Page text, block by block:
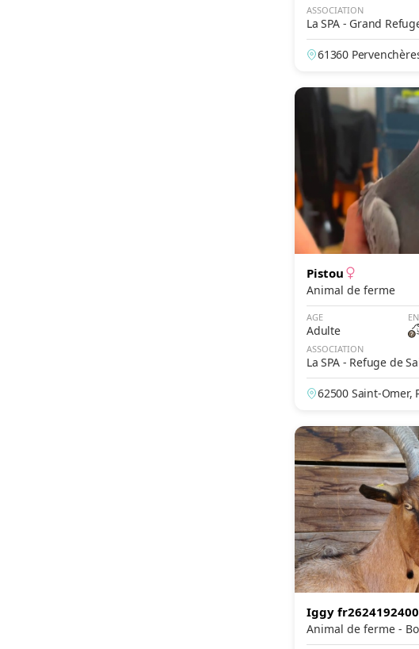
ASSOCIATION
La SPA - Grand
es
61360
Pistou
Animal de ferme
AGE
Adulte
ASSOCIATION
La SPA - Refuge de
ockus
62500 Saint-Omer,
Iggy
Animal de